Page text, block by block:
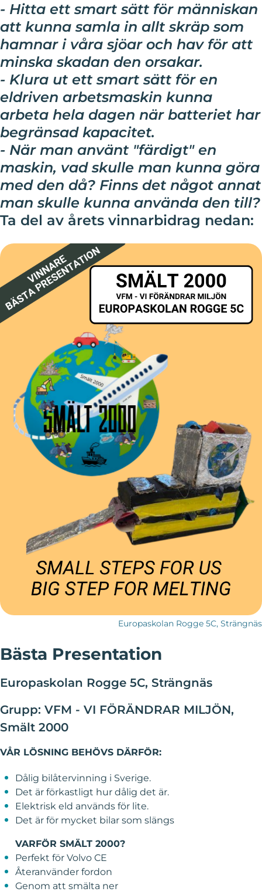
- Hitta ett smart sätt för människan
att kunna samla in allt skräp som
hamnar i våra sjöar och hav för att
minska skadan den orsakar.
- Klura ut ett smart sätt för en
eldriven arbetsmaskin kunna
arbeta hela dagen när batteriet har
begränsad kapacitet.
- När man använt "färdigt" en
maskin, vad skulle man kunna göra
med den då? Finns det något annat
man skulle kunna använda den till?
Ta del av årets vinnarbidrag nedan:
Europaskolan Rogge 5C, Strängnäs
Bästa Presentation
Europaskolan Rogge 5C, Strängnäs
Grupp: VFM - VI FÖRÄNDRAR MILJÖN,
Smält 2000
VÅR LÖSNING BEHÖVS DÄRFÖR:
Dålig bilåtervinning i Sverige.
Det är förkastligt hur dålig det är.
Elektrisk eld används för lite.
Det är för mycket bilar som slängs
VARFÖR SMÄLT 2000?
Perfekt för Volvo CE
Återanvänder fordon
Genom att smälta ner